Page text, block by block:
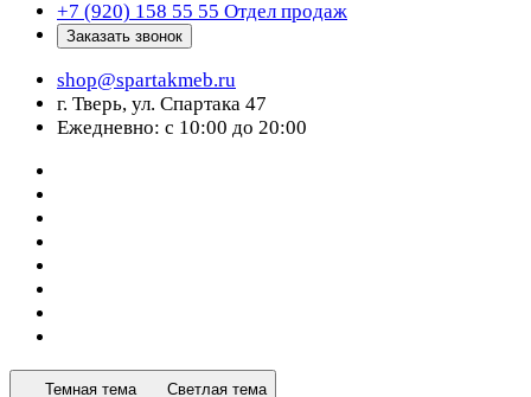
+7 (920) 158 55 55 Отдел продаж
Заказать звонок
shop@spartakmeb.ru
г. Тверь, ул. Спартака 47
Ежедневно: с 10:00 до 20:00
Темная тема Светлая тема